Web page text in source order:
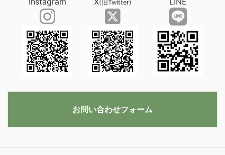
(旧Twitter)
お問い合わせフォーム